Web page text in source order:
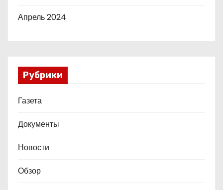
Апрель 2024
Рубрики
Газета
Документы
Новости
Обзор